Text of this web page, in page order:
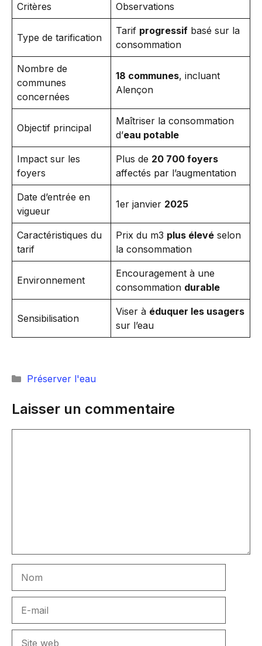
Critères Observations
Type de tarification
Tarif progressif basé sur la
consommation
Nombre de
communes
concernées
18 communes, incluant
Alençon
Objectif principal
Maîtriser la consommation
d’eau potable
Impact sur les
foyers
Plus de 20 700 foyers
affectés par l’augmentation
Date d’entrée en
vigueur
1er janvier 2025
Caractéristiques du
tarif
Prix du m3 plus élevé selon
la consommation
Environnement
Encouragement à une
consommation durable
Sensibilisation
Viser à éduquer les usagers
sur l’eau
Catégories
Préserver l'eau
Laisser un commentaire
mail